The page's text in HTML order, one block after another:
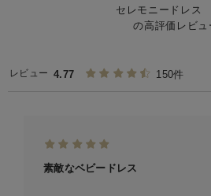
セレモニードレス
の高評価レビュ
レビュー 4.77 150件
素敵なベビードレス